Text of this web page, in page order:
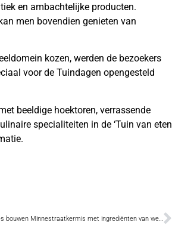
en ambachtelijke producten.
men bovendien genieten van
kozen, werden de bezoekers
voor de Tuindagen opengesteld
beeldige hoektoren, verrassende
specialiteiten in de ‘Tuin van eten
De Clemangskes bouwen Minnestraatkermis met ingrediënten van weleer